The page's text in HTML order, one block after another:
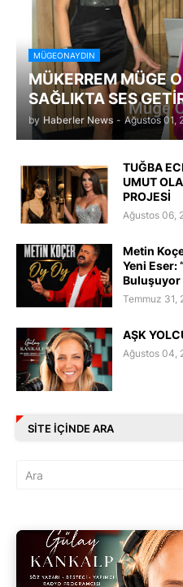
MÜGEONAYDIN
MÜKERREM MÜGE
SAĞLIKTA SES
by Haberler News - Ağustos 01,
TUĞBA
UMUT
PROJESİ
Ağustos 06,
Metin
Yeni Eser:
Buluşuyor
Temmuz 31,
AŞK
Ağustos 04,
SITE IÇINDE ARA